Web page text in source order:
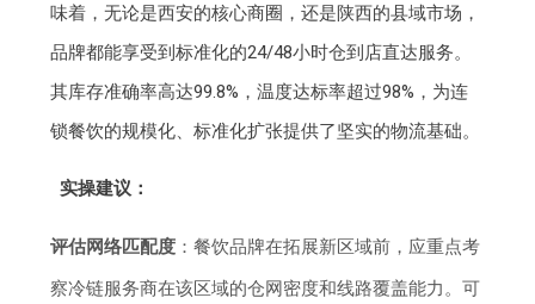
味着，无论是西安的核心商圈，还是陕西的县域市场，
品牌都能享受到标准化的24/48小时仓到店直达服务。
其库存准确率高达99.8%，温度达标率超过98%，为连
锁餐饮的规模化、标准化扩张提供了坚实的物流基础。
实操建议：
评估网络匹配度 ：餐饮品牌在拓展新区域前，应重点考
察冷链服务商在该区域的仓网密度和线路覆盖能力。可